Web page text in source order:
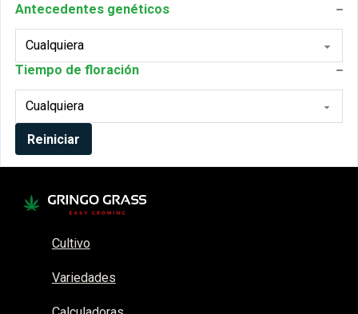
Antecedentes genéticos
Tiempo de floración
Reiniciar
Cultivo
Variedades